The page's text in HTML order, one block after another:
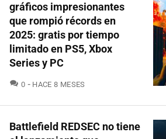
gráficos impresionantes
que rompió récords en
2025: gratis por tiempo
limitado en PS5, Xbox
Series y PC
0 COMENTARIOS
HACE 8 MESES
Battlefield REDSEC no tiene